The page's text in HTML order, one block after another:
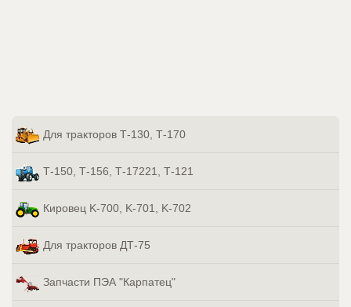
Для тракторов Т-130, Т-170
Т-150, Т-156, Т-17221, Т-121
Кировец K-700, K-701, K-702
Для тракторов ДТ-75
Запчасти ПЭА "Карпатец"